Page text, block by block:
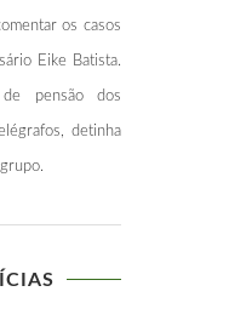
os casos
Eike Batista.
pensão dos
detinha